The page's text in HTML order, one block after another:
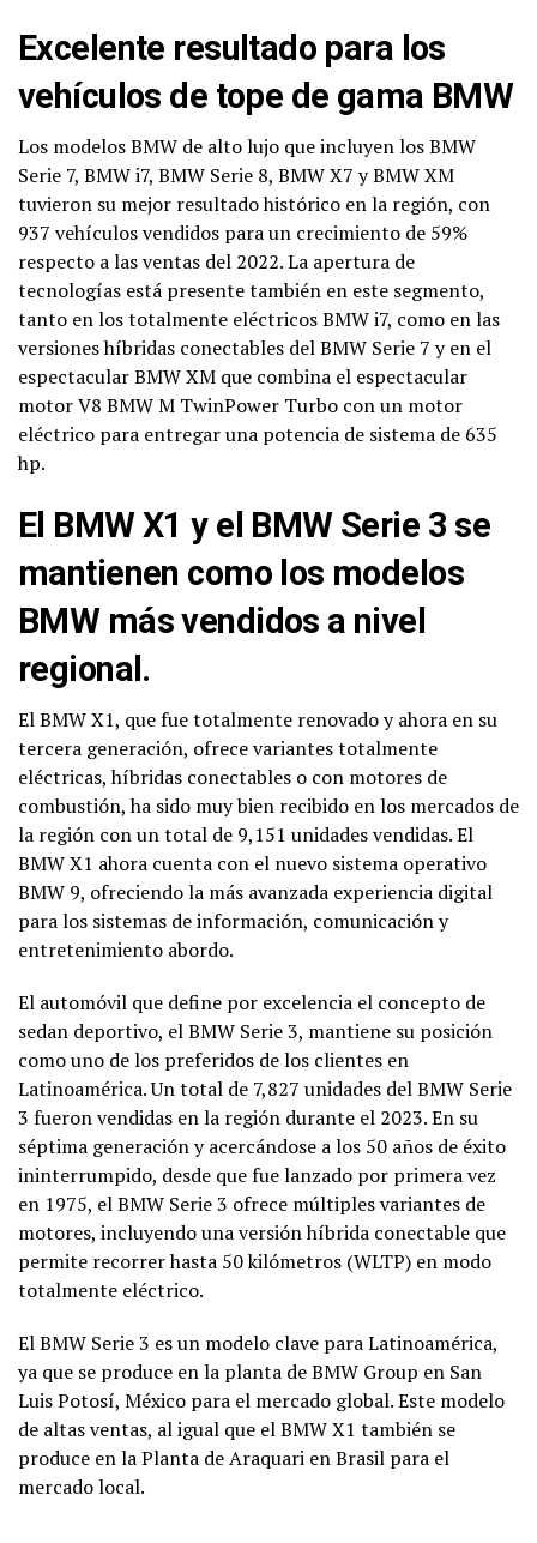
Excelente resultado para los
vehículos de tope de gama BMW
Los modelos BMW de alto lujo que incluyen los BMW
Serie 7, BMW i7, BMW Serie 8, BMW X7 y BMW XM
tuvieron su mejor resultado histórico en la región, con
937 vehículos vendidos para un crecimiento de 59%
respecto a las ventas del 2022. La apertura de
tecnologías está presente también en este segmento,
tanto en los totalmente eléctricos BMW i7, como en las
versiones híbridas conectables del BMW Serie 7 y en el
espectacular BMW XM que combina el espectacular
motor V8 BMW M TwinPower Turbo con un motor
eléctrico para entregar una potencia de sistema de 635
hp.
El BMW X1 y el BMW Serie 3 se
mantienen como los modelos
BMW más vendidos a nivel
regional.
El BMW X1, que fue totalmente renovado y ahora en su
tercera generación, ofrece variantes totalmente
eléctricas, híbridas conectables o con motores de
combustión, ha sido muy bien recibido en los mercados de
la región con un total de 9,151 unidades vendidas. El
BMW X1 ahora cuenta con el nuevo sistema operativo
BMW 9, ofreciendo la más avanzada experiencia digital
para los sistemas de información, comunicación y
entretenimiento abordo.
El automóvil que define por excelencia el concepto de
sedan deportivo, el BMW Serie 3, mantiene su posición
como uno de los preferidos de los clientes en
Latinoamérica. Un total de 7,827 unidades del BMW Serie
3 fueron vendidas en la región durante el 2023. En su
séptima generación y acercándose a los 50 años de éxito
ininterrumpido, desde que fue lanzado por primera vez
en 1975, el BMW Serie 3 ofrece múltiples variantes de
motores, incluyendo una versión híbrida conectable que
permite recorrer hasta 50 kilómetros (WLTP) en modo
totalmente eléctrico.
El BMW Serie 3 es un modelo clave para Latinoamérica,
ya que se produce en la planta de BMW Group en San
Luis Potosí, México para el mercado global. Este modelo
de altas ventas, al igual que el BMW X1 también se
produce en la Planta de Araquari en Brasil para el
mercado local.